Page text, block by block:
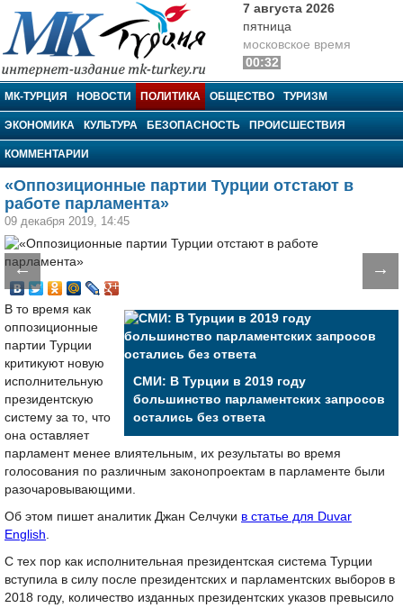
МК-Турция
7 августа 2026
пятница
московское время
00:32
МК-ТУРЦИЯ НОВОСТИ ПОЛИТИКА ОБЩЕСТВО ТУРИЗМ
ЭКОНОМИКА КУЛЬТУРА БЕЗОПАСНОСТЬ ПРОИСШЕСТВИЯ
КОММЕНТАРИИ
«Оппозиционные партии Турции отстают в
работе парламента»
09 декабря 2019, 14:45
← →
СМИ: В Турции в 2019 году
большинство парламентских запросов
остались без ответа
В то время как
оппозиционные
партии Турции
критикуют новую
исполнительную
президентскую
систему за то, что
она оставляет
парламент менее влиятельным, их результаты во время
голосования по различным законопроектам в парламенте были
разочаровывающими.
Об этом пишет аналитик Джан Селчуки в статье для Duvar
English.
С тех пор как исполнительная президентская система Турции
вступила в силу после президентских и парламентских выборов в
2018 году, количество изданных президентских указов превысило